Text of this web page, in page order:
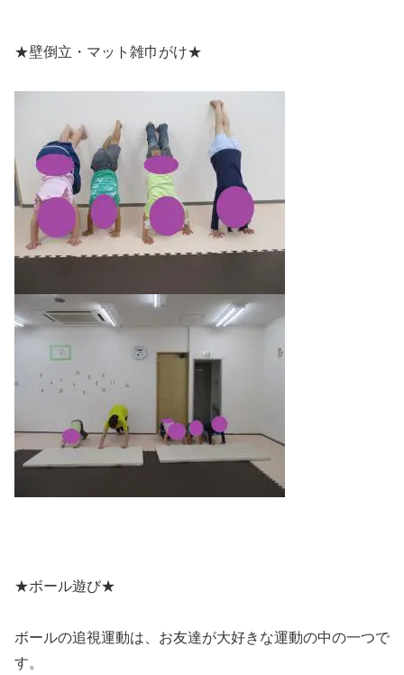
★壁倒立・マット雑巾がけ★
★ボール遊び★
ボールの追視運動は、お友達が大好きな運動の中の一つで
す。